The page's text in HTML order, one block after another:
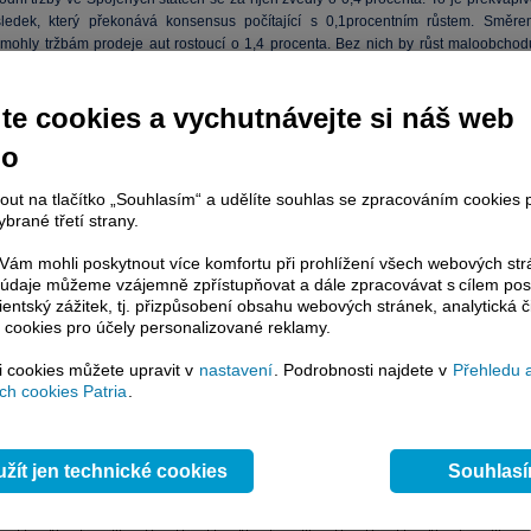
který překonává konsensus počítající s 0,1procentním růstem.
tržbám prodeje aut rostoucí o 1,4 procenta. Bez nich by růst
byl v říjnu prodej pohonných hmot. Ty se snížily o 0,6 procenta při poklesu
než pět procent oproti předchozímu měsíci. Ještě více na maloobchod
za stavební materiály o 1,9 procenta.
cookies a vychutnávejte si náš web
na tlačítko „Souhlasím“ a udělíte souhlas se zpracováním cookies
třetí strany.
mohli poskytnout více komfortu při prohlížení všech webových
můžeme vzájemně zpřístupňovat a dále zpracovávat s cílem
zážitek, tj. přizpůsobení obsahu webových stránek, analytická
pro účely personalizované reklamy.
cookies můžete upravit v nastavení . Podrobnosti najdete v Přehledu
cookies Patria
jen technické cookies